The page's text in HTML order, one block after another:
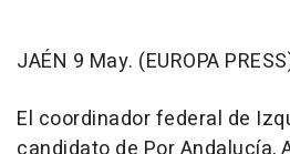
JAÉN 9 May. (EUROPA
El coordinador federal de